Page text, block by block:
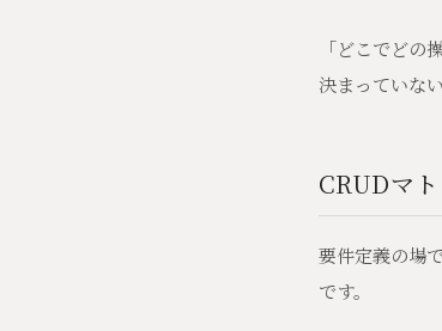
「どこでど
決まっていな
CRUDマ
要件定義の場
です。